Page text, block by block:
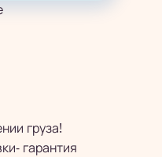
груза!
гарантия